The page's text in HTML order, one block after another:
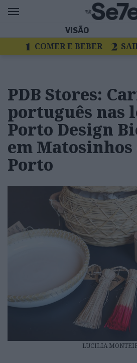
VISÃO
COMER E BEBER
PDB Stores:
português nas
Porto Design
em Matosinhos
Porto
LUCILIA